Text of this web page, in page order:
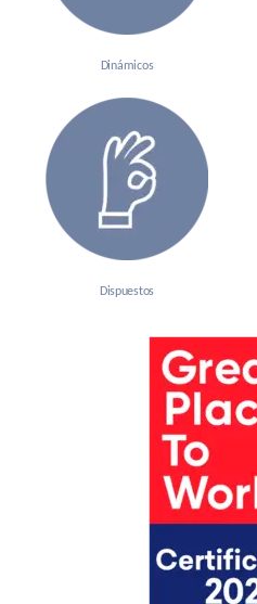
Dinámicos
Dispuestos